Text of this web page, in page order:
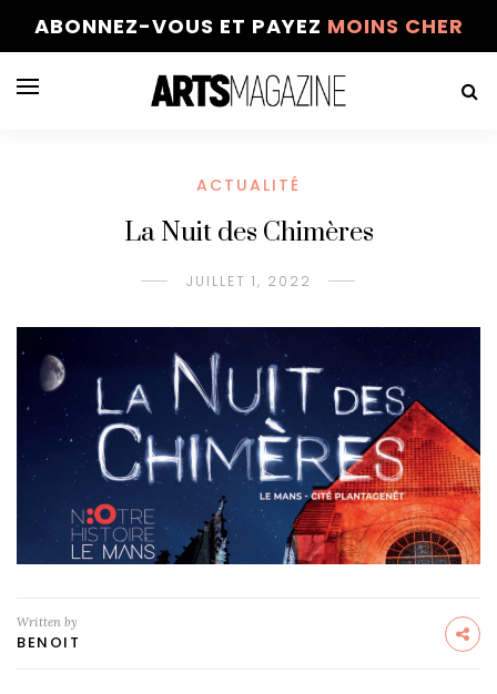
ABONNEZ-VOUS ET PAYEZ MOINS CHER
ACTUALITÉ
La Nuit des Chimères
JUILLET 1, 2022
Written by
BENOIT